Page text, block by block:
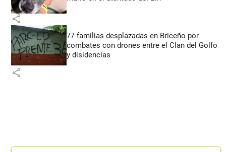
share
77 familias desplazadas en Briceño por
combates con drones entre el Clan del Golfo
y disidencias
share